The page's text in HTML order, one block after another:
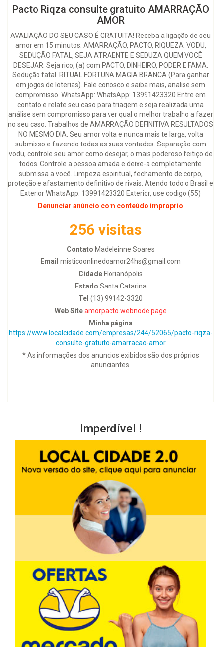
Pacto Riqza consulte gratuito AMARRAÇÃO
AMOR
AVALIAÇÃO DO SEU CASO É GRATUITA! Receba a ligação de seu
amor em 15 minutos. AMARRAÇÃO, PACTO, RIQUEZA, VODU,
SEDUÇÃO FATAL, SEJA ATRAENTE E SEDUZA QUEM VOCÊ
DESEJAR. Seja rico, (a) com PACTO, DINHEIRO, PODER E FAMA.
Sedução fatal. RITUAL FORTUNA MAGIA BRANCA (Para ganhar
em jogos de loterias). Fale conosco e saiba mais, analise sem
compromisso. WhatsApp: WhatsApp: 13991423320 Entre em
contato e relate seu caso para triagem e seja realizada uma
análise sem compromisso para ver qual o melhor trabalho a fazer
no seu caso. Trabalhos de AMARRAÇÃO DEFINITIVA RESULTADOS
NO MESMO DIA. Seu amor volta e nunca mais te larga, volta
submisso e fazendo todas as suas vontades. Separação com
vodu, controle seu amor como desejar, o mais poderoso feitiço de
todos. Controle a pessoa amada e deixe-a completamente
submissa a você. Limpeza espiritual, fechamento de corpo,
proteção e afastamento definitivo de rivais. Atendo todo o Brasil e
Exterior WhatsApp: 13991423320 Exterior, use codigo (55)
Denunciar anúncio com conteúdo improprio
256 visitas
Contato Madeleinne Soares
Email misticoonlinedoamor24hs@gmail.com
Cidade Florianópolis
Estado Santa Catarina
Tel (13) 99142-3320
Web Site amorpacto.webnode.page
Minha página
https://www.localcidade.com/empresas/244/52065/pacto-riqza-
consulte-gratuito-amarracao-amor
* As informações dos anuncios exibidos são dos próprios
anunciantes.
Imperdível !